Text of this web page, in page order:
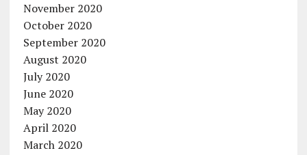
November 2020
October 2020
September 2020
August 2020
July 2020
June 2020
May 2020
April 2020
March 2020